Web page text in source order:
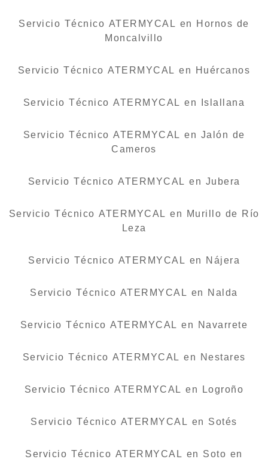
Servicio Técnico ATERMYCAL en Hornos de
Moncalvillo
Servicio Técnico ATERMYCAL en Huércanos
Servicio Técnico ATERMYCAL en Islallana
Servicio Técnico ATERMYCAL en Jalón de
Cameros
Servicio Técnico ATERMYCAL en Jubera
Servicio Técnico ATERMYCAL en Murillo de Río
Leza
Servicio Técnico ATERMYCAL en Nájera
Servicio Técnico ATERMYCAL en Nalda
Servicio Técnico ATERMYCAL en Navarrete
Servicio Técnico ATERMYCAL en Nestares
Servicio Técnico ATERMYCAL en Logroño
Servicio Técnico ATERMYCAL en Sotés
Servicio Técnico ATERMYCAL en Soto en